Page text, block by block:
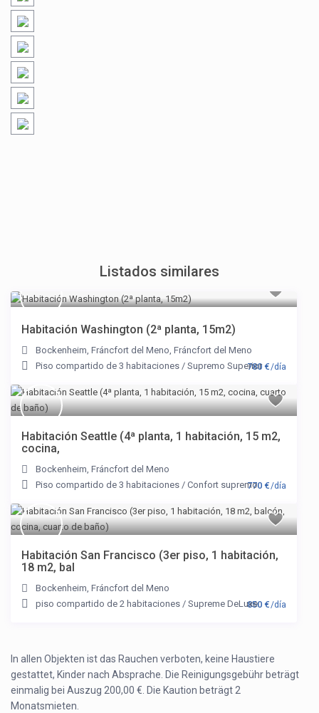
Listados similares
780 €/día
Habitación Washington (2ª planta, 15m2)
Bockenheim,Fráncfort del Meno,Fráncfort del Meno
Piso compartido de 3 habitaciones /Supremo Superior
770 €/día
Habitación Seattle (4ª planta, 1 habitación, 15 m2,
cocina,
Bockenheim,Fráncfort del Meno
Piso compartido de 3 habitaciones /Confort supremo
850 €/día
Habitación San Francisco (3er piso, 1 habitación,
18 m2, bal
Bockenheim,Fráncfort del Meno
piso compartido de 2 habitaciones /Supreme DeLuxe
In allen Objekten ist das Rauchen verboten, keine Haustiere
gestattet, Kinder nach Absprache. Die Reinigungsgebühr beträgt
einmalig bei Auszug 200,00 €. Die Kaution beträgt 2
Monatsmieten.